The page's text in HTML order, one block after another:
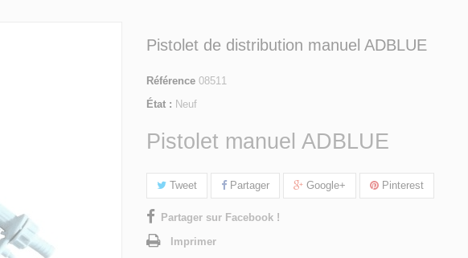
Pistolet de distribution manuel ADBLUE
Référence 08511
État : Neuf
Pistolet manuel ADBLUE
Tweet Partager Google+ Pinterest
Partager sur Facebook !
Imprimer